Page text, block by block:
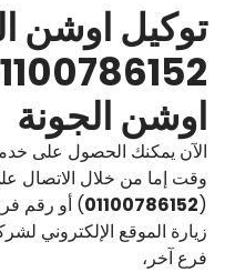
توكيل اوشن
اوشن الجونة
الآن يمكنك الحصول على
وقت إما من خلال الاتصال
(
01100786152) أو رقم
زيارة الموقع الإلكتروني
فرع آخر،